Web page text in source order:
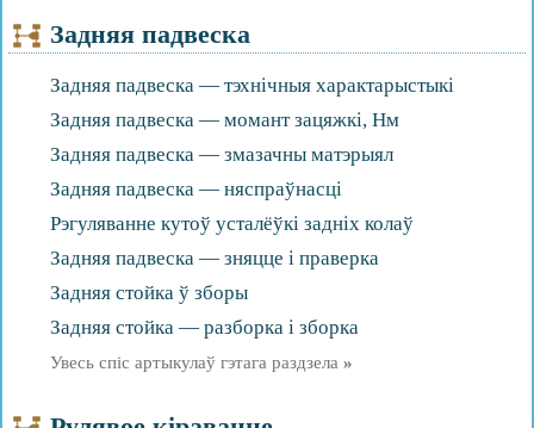
Задняя падвеска
Задняя падвеска — тэхнічныя характарыстыкі
Задняя падвеска — момант зацяжкі, Нм
Задняя падвеска — змазачны матэрыял
Задняя падвеска — няспраўнасці
Рэгуляванне кутоў усталёўкі задніх колаў
Задняя падвеска — зняцце і праверка
Задняя стойка ў зборы
Задняя стойка — разборка і зборка
Увесь спіс артыкулаў гэтага раздзела »